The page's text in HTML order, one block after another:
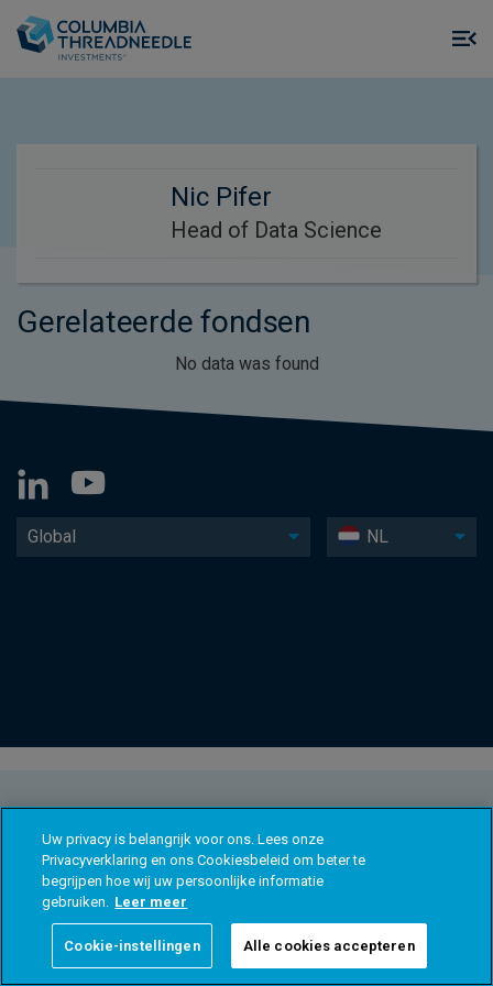
Nic Pifer
Head of Data Science
Gerelateerde fondsen
No data was found
Global NL
Uw privacy is belangrijk voor ons. Lees onze
Privacyverklaring en ons Cookiesbeleid om beter te
begrijpen hoe wij uw persoonlijke informatie
gebruiken. Leer meer
Cookie-instellingen Alle cookies accepteren